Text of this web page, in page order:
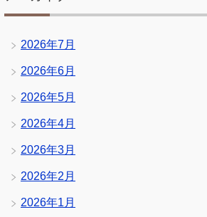
2026年7月
2026年6月
2026年5月
2026年4月
2026年3月
2026年2月
2026年1月